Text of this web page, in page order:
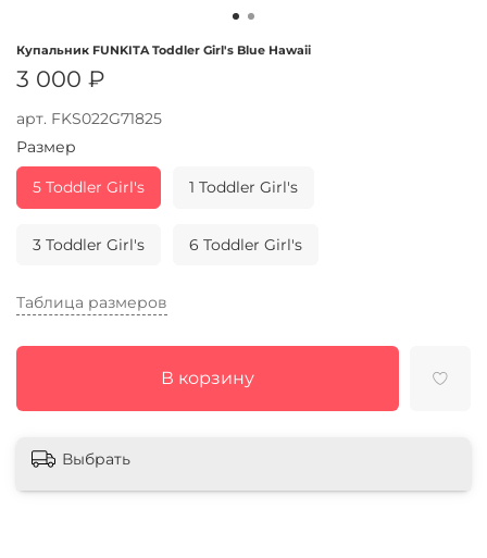
арт. FKS022G71825
Купальник FUNKITA Toddler Girl's Blue Hawaii
3 000 ₽
Таблица размеров
В корзину
Размер
5 Toddler Girl's 1 Toddler Girl's
3 Toddler Girl's 6 Toddler Girl's
Выбрать